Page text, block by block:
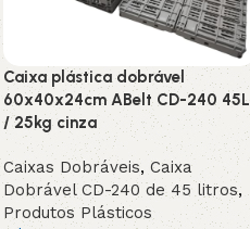
Caixa plástica dobrável
60x40x24cm ABelt CD-240 45L
/ 25kg cinza
Caixas Dobráveis, Caixa
Dobrável CD-240 de 45 litros,
Produtos Plásticos